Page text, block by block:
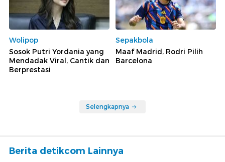
Wolipop
Sosok Putri Yordania yang
Mendadak Viral, Cantik dan
Berprestasi
Sepakbola
Maaf Madrid, Rodri Pilih
Barcelona
Selengkapnya
Berita detikcom Lainnya